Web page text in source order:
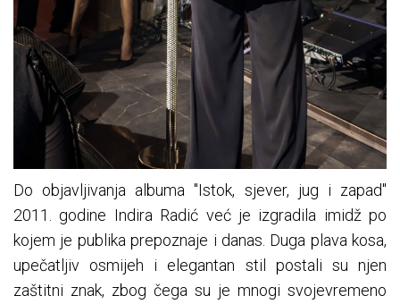
Do objavljivanja albuma "Istok, sjever, jug i zapad"
2011. godine Indira Radić već je izgradila imidž po
kojem je publika prepoznaje i danas. Duga plava kosa,
upečatljiv osmijeh i elegantan stil postali su njen
zaštitni znak, zbog čega su je mnogi svojevremeno